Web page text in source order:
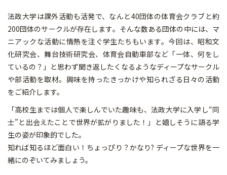
法政大学は課外活動も活発で、なんと40団体の体育会クラブと約
200団体のサークルが存在します。そんな数ある団体の中には、マ
ニアックな活動に情熱を注ぐ学生たちもいます。今回は、昭和文
化研究会、舞台技術研究会、体育会自動車部など「一体、何をし
ているの？」と思わず聞き返したくなるようなディープなサークル
や部活動を取材。興味を持ったきっかけや知られざる日々の活動
をご紹介します。
「高校生までは個人で楽しんでいた趣味も、法政大学に入学し“同
士”と出会えたことで世界が拡がりました！」と嬉しそうに語る学
生の姿が印象的でした。
知れば知るほど面白い！ちょっぴり？かなり? ディープな世界を一
緒にのぞいてみましょう。